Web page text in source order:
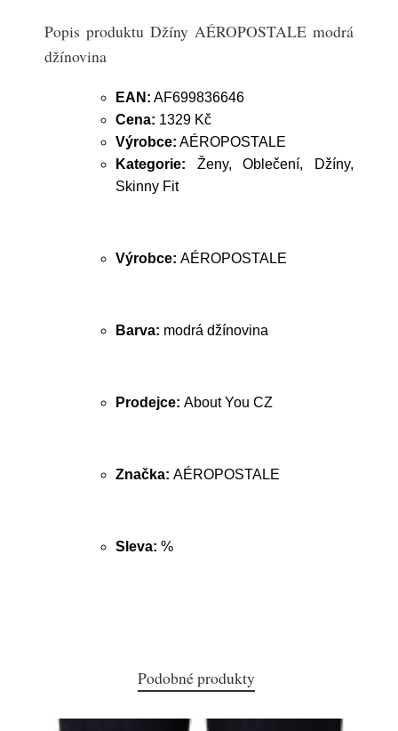
Popis produktu Džíny AÉROPOSTALE modrá
džínovina
EAN: AF699836646
Cena: 1329 Kč
Výrobce: AÉROPOSTALE
Kategorie: Ženy, Oblečení, Džíny,
Skinny Fit
Výrobce: AÉROPOSTALE
Barva: modrá džínovina
Prodejce: About You CZ
Značka: AÉROPOSTALE
Sleva: %
Podobné produkty